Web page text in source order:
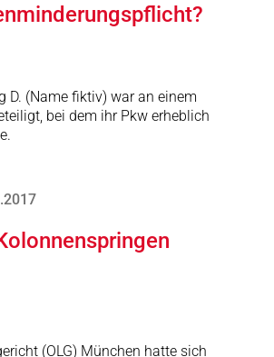
D. (Name fiktiv) war an einem
bei dem ihr Pkw erheblich
(OLG) München hatte sich